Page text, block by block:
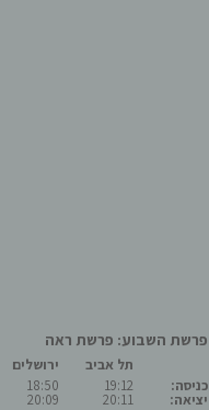
פרשת השבוע: פרשת ראה
כניסה:
יציאה:
תל אביב
19:12
20:11
ירושלים
18:50
20:09